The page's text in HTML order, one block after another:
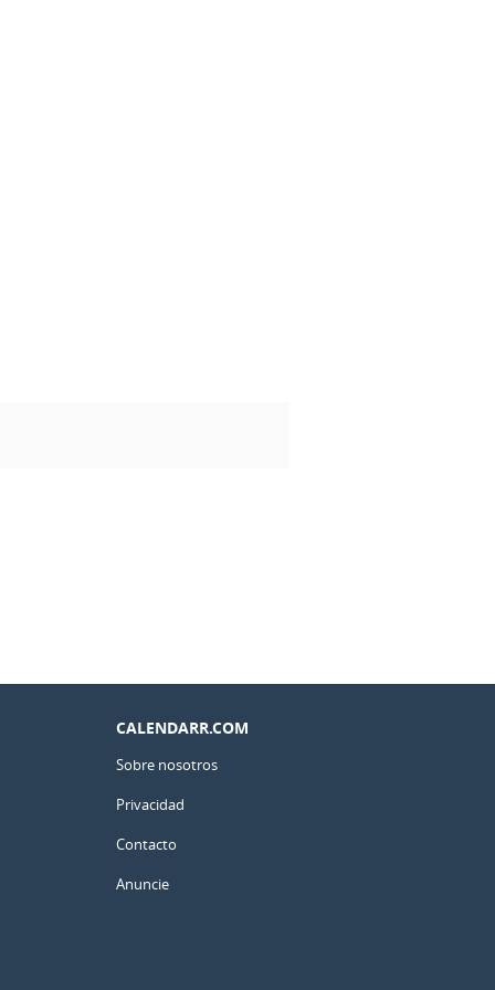
CALENDARR.COM
Sobre nosotros
Privacidad
Contacto
Anuncie